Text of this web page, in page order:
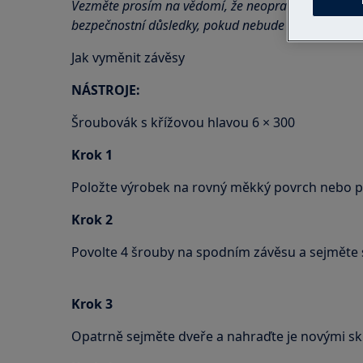
Vezměte prosím na vědomí, že neopravitelná nebo
bezpečnostní důsledky, pokud nebude provedena
Jak vyměnit závěsy
NÁSTROJE:
Šroubovák s křížovou hlavou 6 × 300
Krok 1
Položte výrobek na rovný měkký povrch nebo
Krok 2
Povolte 4 šrouby na spodním závěsu a sejměte
Krok 3
Opatrně sejměte dveře a nahraďte je novými